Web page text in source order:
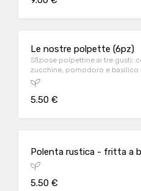
Accompagnato da crostini
Le nostre polpette (6pz)
Sfiziose polpettine ai tre gusti:
zucchine, pomodoro e basilico
5.50 €
Polenta rustica - fritta a
5.50 €